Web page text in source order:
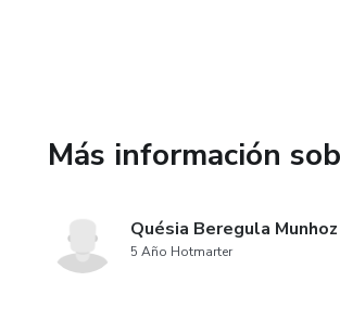
Más información
Quésia Beregula Munhoz
5 Año Hotmarter